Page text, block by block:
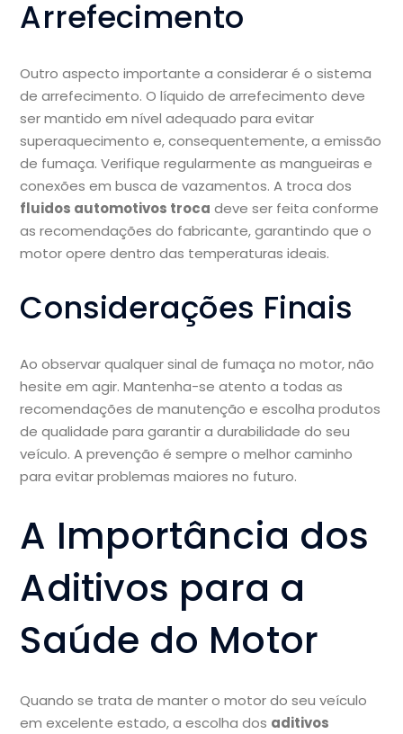
Arrefecimento
Outro aspecto importante a considerar é o sistema
de arrefecimento. O líquido de arrefecimento deve
ser mantido em nível adequado para evitar
superaquecimento e, consequentemente, a emissão
de fumaça. Verifique regularmente as mangueiras e
conexões em busca de vazamentos. A troca dos
fluidos automotivos troca deve ser feita conforme
as recomendações do fabricante, garantindo que o
motor opere dentro das temperaturas ideais.
Considerações Finais
Ao observar qualquer sinal de fumaça no motor, não
hesite em agir. Mantenha-se atento a todas as
recomendações de manutenção e escolha produtos
de qualidade para garantir a durabilidade do seu
veículo. A prevenção é sempre o melhor caminho
para evitar problemas maiores no futuro.
A Importância dos
Aditivos para a
Saúde do Motor
Quando se trata de manter o motor do seu veículo
em excelente estado, a escolha dos aditivos